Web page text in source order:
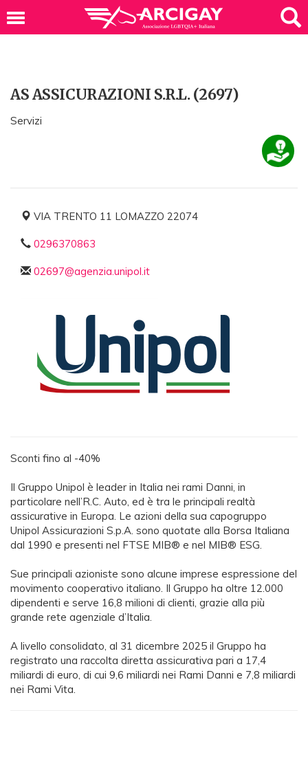
AS ASSICURAZIONI S.R.L. (2697)
Servizi
VIA TRENTO 11 LOMAZZO 22074
0296370863
02697@agenzia.unipol.it
Sconti fino al -40%
Il Gruppo Unipol è leader in Italia nei rami Danni, in
particolare nell’R.C. Auto, ed è tra le principali realtà
assicurative in Europa. Le azioni della sua capogruppo
Unipol Assicurazioni S.p.A. sono quotate alla Borsa Italiana
dal 1990 e presenti nel FTSE MIB® e nel MIB® ESG.
Sue principali azioniste sono alcune imprese espressione del
movimento cooperativo italiano. Il Gruppo ha oltre 12.000
dipendenti e serve 16,8 milioni di clienti, grazie alla più
grande rete agenziale d’Italia.
A livello consolidato, al 31 dicembre 2025 il Gruppo ha
registrato una raccolta diretta assicurativa pari a 17,4
miliardi di euro, di cui 9,6 miliardi nei Rami Danni e 7,8 miliardi
nei Rami Vita.